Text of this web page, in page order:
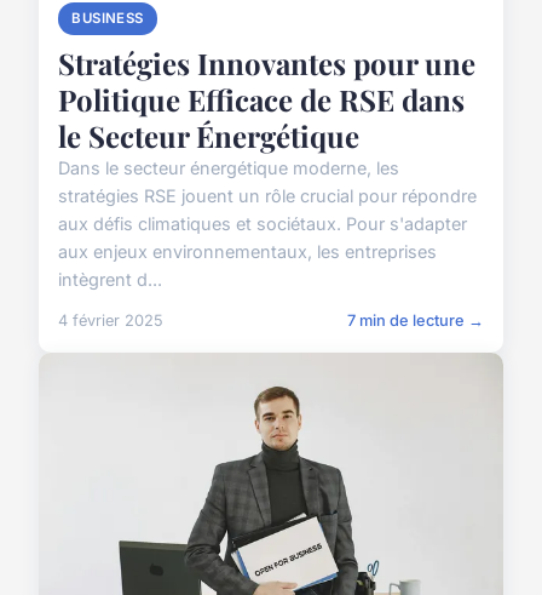
BUSINESS
Stratégies Innovantes pour une
Politique Efficace de RSE dans
le Secteur Énergétique
Dans le secteur énergétique moderne, les
stratégies RSE jouent un rôle crucial pour répondre
aux défis climatiques et sociétaux. Pour s'adapter
aux enjeux environnementaux, les entreprises
intègrent d...
4 février 2025 7 min de lecture →